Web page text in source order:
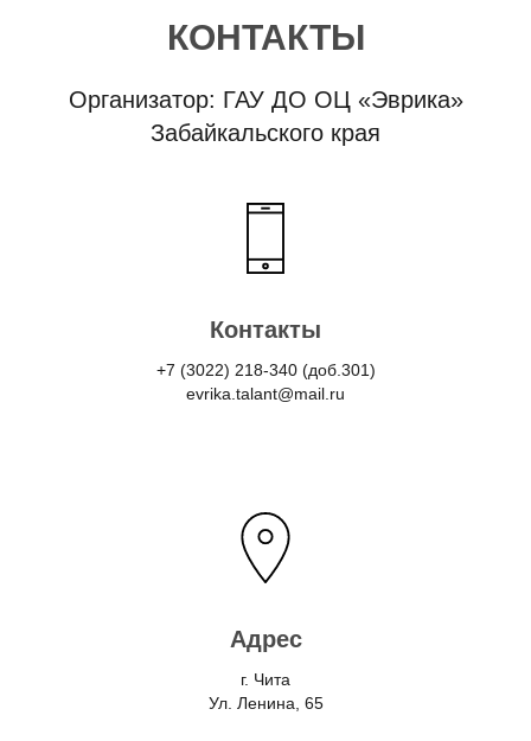
КОНТАКТЫ
Организатор: ГАУ ДО ОЦ «Эврика»
Забайкальского края
Контакты
+7 (3022) 218-340 (доб.301)
evrika.talant@mail.ru
Адрес
г. Чита
Ул. Ленина, 65